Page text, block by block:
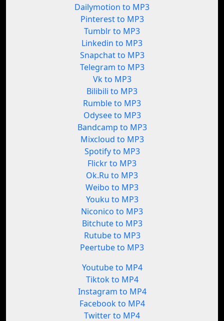
Dailymotion to MP3
Pinterest to MP3
Tumblr to MP3
Linkedin to MP3
Snapchat to MP3
Telegram to MP3
Vk to MP3
Bilibili to MP3
Rumble to MP3
Odysee to MP3
Bandcamp to MP3
Mixcloud to MP3
Spotify to MP3
Flickr to MP3
Ok.Ru to MP3
Weibo to MP3
Youku to MP3
Niconico to MP3
Bitchute to MP3
Rutube to MP3
Peertube to MP3
Youtube to MP4
Tiktok to MP4
Instagram to MP4
Facebook to MP4
Twitter to MP4